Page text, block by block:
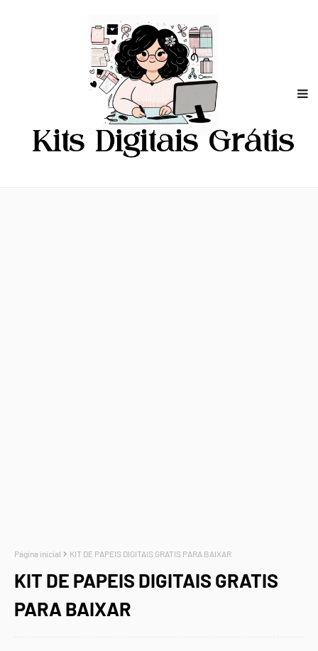
Página inicial KIT DE PAPEIS DIGITAIS GRATIS PARA BAIXAR
KIT DE PAPEIS DIGITAIS GRATIS
PARA BAIXAR